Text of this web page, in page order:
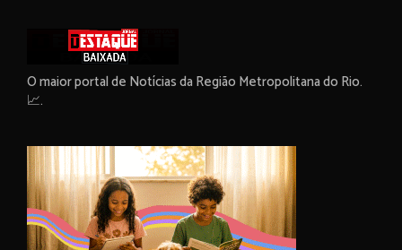
O maior portal de Notícias da Região Metropolitana do Rio.
📈.